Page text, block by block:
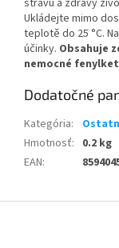
Ukládejte mimo
teplotě do 25 °C.
účinky. Obsahuje
nemocné
Dodatočné
Kategória:
Hmotnosť: 0.2 kg
EAN: